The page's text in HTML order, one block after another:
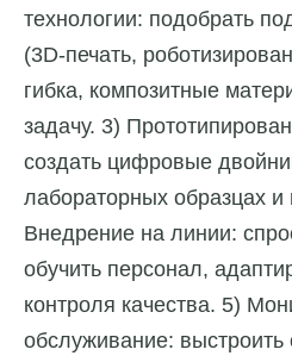
технологии: подобрать
(3D-печать,
гибка, композитные
задачу. 3)
создать цифровые
лабораторных образцах и
Внедрение на линии:
обучить персонал,
контроля качества. 5)
обслуживание: выстроить